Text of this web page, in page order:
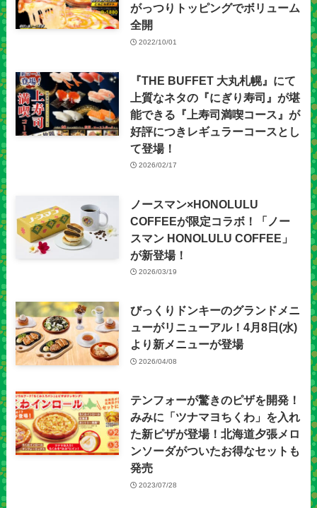
がっつりトッピングでボリューム
全開
2022/10/01
『THE BUFFET 大丸札幌』にて
上質なネタの『にぎり寿司』が堪
能できる『上寿司満喫コース』が
好評につきレギュラーコースとし
て登場！
2026/02/17
ノースマン×HONOLULU
COFFEEが限定コラボ！「ノー
スマン HONOLULU COFFEE」
が新登場！
2026/03/19
びっくりドンキーのグランドメニ
ューがリニューアル！4月8日(水)
より新メニューが登場
2026/04/08
テンフォーが驚きのピザを開発！
みみに「ツナマヨちくわ」を入れ
た新ピザが登場！北海道夕張メロ
ンソーダがついたお得なセットも
発売
2023/07/28